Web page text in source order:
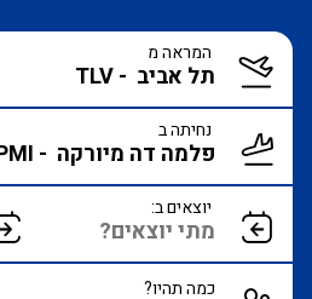
המראה מ
נחיתה ב
יוצאים ב:
כמה תהיו?